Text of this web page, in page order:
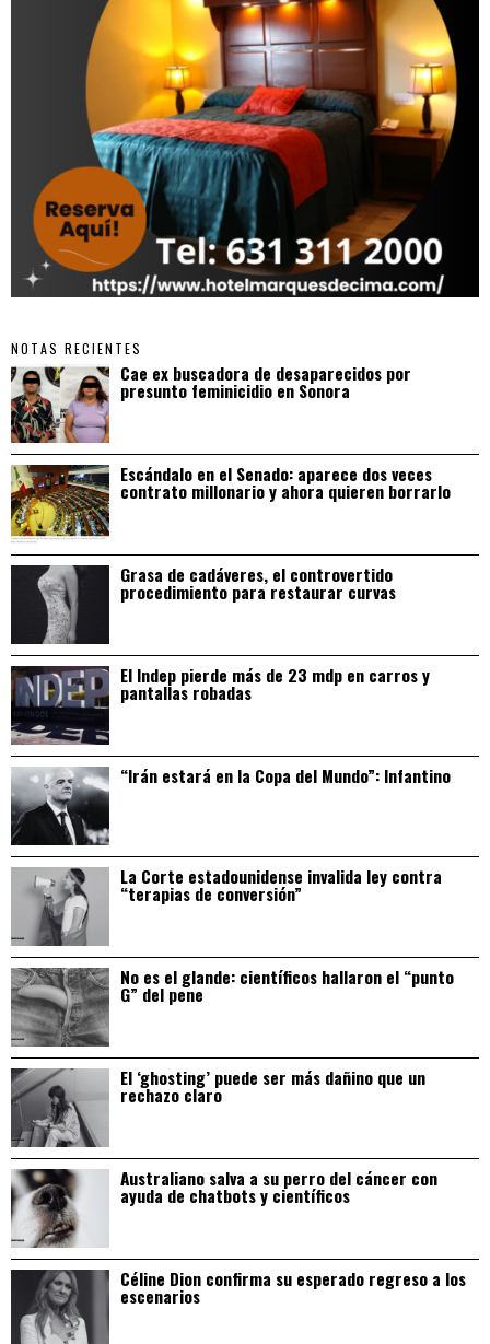
NOTAS RECIENTES
Cae ex buscadora de desaparecidos por
presunto feminicidio en Sonora
Escándalo en el Senado: aparece dos veces
contrato millonario y ahora quieren borrarlo
Grasa de cadáveres, el controvertido
procedimiento para restaurar curvas
El Indep pierde más de 23 mdp en carros y
pantallas robadas
“Irán estará en la Copa del Mundo”: Infantino
La Corte estadounidense invalida ley contra
“terapias de conversión”
No es el glande: científicos hallaron el “punto
G” del pene
El ‘ghosting’ puede ser más dañino que un
rechazo claro
Australiano salva a su perro del cáncer con
ayuda de chatbots y científicos
Céline Dion confirma su esperado regreso a los
escenarios